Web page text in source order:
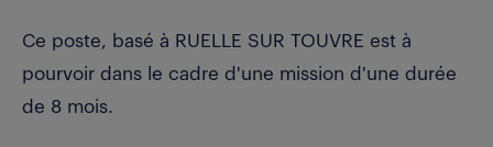
Ce poste, basé à RUELLE SUR TOUVRE est à
pourvoir dans le cadre d'une mission d'une durée
de 8 mois.